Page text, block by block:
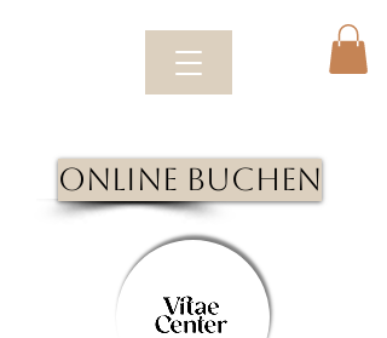
Online Buchen